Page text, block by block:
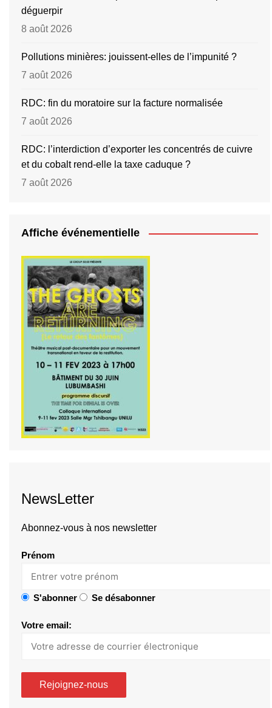
déguerpir
8 août 2026
Pollutions minières: jouissent-elles de l’impunité ?
7 août 2026
RDC: fin du moratoire sur la facture normalisée
7 août 2026
RDC: l’interdiction d’exporter les concentrés de cuivre
et du cobalt rend-elle la taxe caduque ?
7 août 2026
Affiche événementielle
NewsLetter
Abonnez-vous à nos newsletter
Prénom
S'abonner Se désabonner
Votre email: